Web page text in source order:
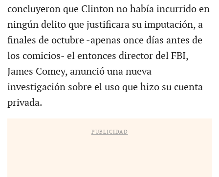
concluyeron que Clinton no había incurrido en
ningún delito que justificara su imputación, a
finales de octubre -apenas once días antes de
los comicios- el entonces director del FBI,
James Comey, anunció una nueva
investigación sobre el uso que hizo su cuenta
privada.
PUBLICIDAD